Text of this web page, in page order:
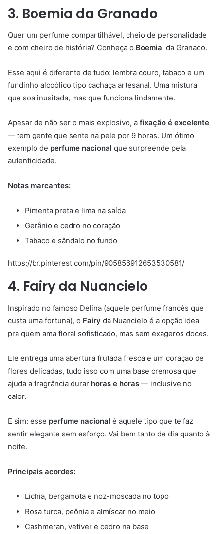
3. Boemia da Granado
Quer um perfume compartilhável, cheio de personalidade
e com cheiro de história? Conheça o Boemia, da Granado.
Esse aqui é diferente de tudo: lembra couro, tabaco e um
fundinho alcoólico tipo cachaça artesanal. Uma mistura
que soa inusitada, mas que funciona lindamente.
Apesar de não ser o mais explosivo, a fixação é excelente
— tem gente que sente na pele por 9 horas. Um ótimo
exemplo de perfume nacional que surpreende pela
autenticidade.
Notas marcantes:
Pimenta preta e lima na saída
Gerânio e cedro no coração
Tabaco e sândalo no fundo
https://br.pinterest.com/pin/905856912653530581/
4. Fairy da Nuancielo
Inspirado no famoso Delina (aquele perfume francês que
custa uma fortuna), o Fairy da Nuancielo é a opção ideal
pra quem ama floral sofisticado, mas sem exageros doces.
Ele entrega uma abertura frutada fresca e um coração de
flores delicadas, tudo isso com uma base cremosa que
ajuda a fragrância durar horas e horas — inclusive no
calor.
E sim: esse perfume nacional é aquele tipo que te faz
sentir elegante sem esforço. Vai bem tanto de dia quanto à
noite.
Principais acordes:
Lichia, bergamota e noz-moscada no topo
Rosa turca, peônia e almíscar no meio
Cashmeran, vetiver e cedro na base